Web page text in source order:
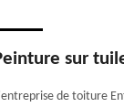
sur
de toiture